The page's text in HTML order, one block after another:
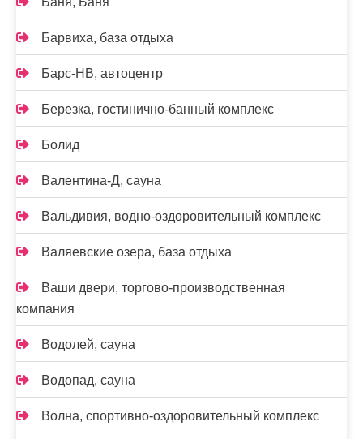
Барвиха, база отдыха
Барс-НВ, автоцентр
Березка, гостинично-банный комплекс
Болид
Валентина-Д, сауна
Вальдивия, водно-оздоровительный комплекс
Валяевские озера, база отдыха
Ваши двери, торгово-производственная
компания
Водолей, сауна
Водопад, сауна
Волна, спортивно-оздоровительный комплекс